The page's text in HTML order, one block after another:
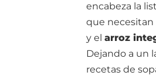
encabeza la
que necesitan
y el arroz
Dejando a un
recetas de